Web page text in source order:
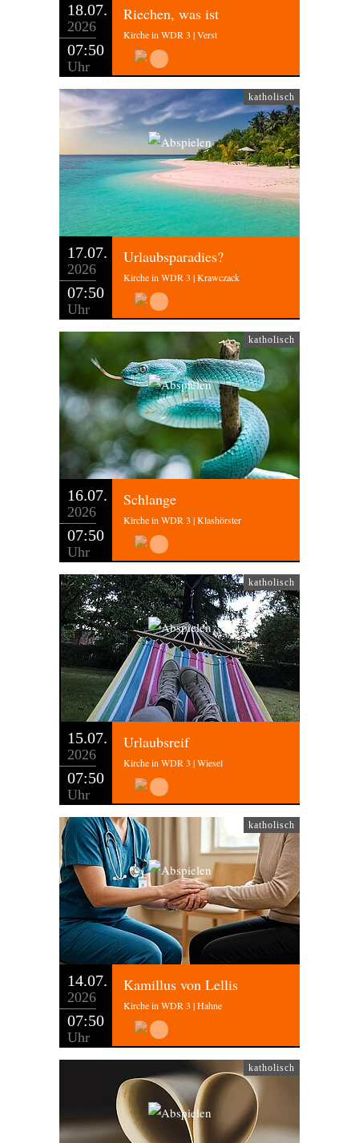
18.07.
2026
07:50
Uhr
Riechen, was ist
Kirche in WDR 3 | Verst
katholisch
17.07.
2026
07:50
Uhr
Urlaubsparadies?
Kirche in WDR 3 | Krawczack
katholisch
16.07.
2026
07:50
Uhr
Schlange
Kirche in WDR 3 | Klashörster
katholisch
15.07.
2026
07:50
Uhr
Urlaubsreif
Kirche in WDR 3 | Wiesel
katholisch
14.07.
2026
07:50
Uhr
Kamillus von Lellis
Kirche in WDR 3 | Hahne
katholisch